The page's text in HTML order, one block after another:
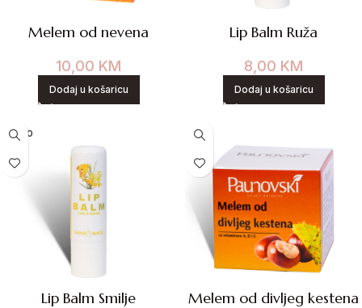
Melem od nevena
10,00 KM
Dodaj u košaricu
Lip Balm Ruža
8,00 KM
Dodaj u košaricu
NOVO
Lip Balm Smilje Melem od divljeg kestena